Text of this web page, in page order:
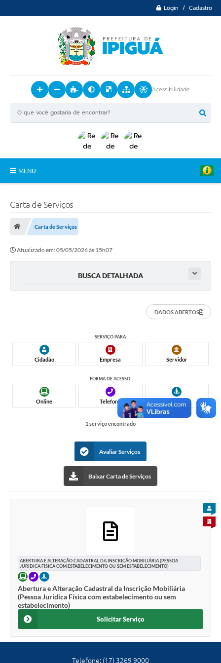
Login / Cadastro
Acessibilidade
MENU
Departamentos
Transparência
Ouvidoria
Legislação
Câmara Municipal
Contas Publicas
Galeria de Fotos
Serviços Online
Carta de Serviços
Carta de Serviços
Atualizado em: 05/05/2026 às 15h07
BUSCA DETALHADA
DADOS ABERTOS
SERVIÇO PARA:
Cidadão Empresa Servidor
FORMA DE ACESSO:
Online Telefone Presencial
1 serviço encontrado
Avaliar Serviços
Baixar Carta de Serviços
ABERTURA E ALTERAÇÃO CADASTRAL DA INSCRIÇÃO MOBILIÁRIA (PESSOA
JURÍDICA FÍSICA COM ESTABELECIMENTO OU SEM ESTABELECIMENTO)
ONLINETELEFONEPRESENCIAL
Abertura e Alteração Cadastral da Inscrição Mobiliária
(Pessoa Jurídica Física com estabelecimento ou sem
estabelecimento)
PARA
Solicitar Serviço
Telefone: (17) 3269 9000